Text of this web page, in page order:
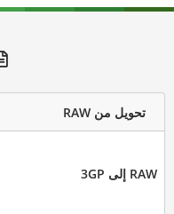
تحويل من RAW
RAW إلى 3GP